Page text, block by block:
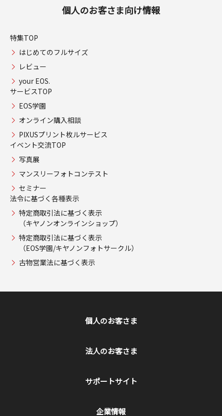
個人のお客さま向け情報
特集TOP
はじめてのフルサイズ
レビュー
your EOS.
サービスTOP
EOS学園
オンライン購入相談
PIXUSプリント枚ルサービス
イベント交流TOP
写真展
マンスリーフォトコンテスト
セミナー
法令に基づく各種表示
特定商取引法に基づく表示
（キヤノンオンラインショップ）
特定商取引法に基づく表示
（EOS学園/キヤノンフォトサークル）
古物営業法に基づく表示
個人のお客さま
法人のお客さま
サポートサイト
企業情報